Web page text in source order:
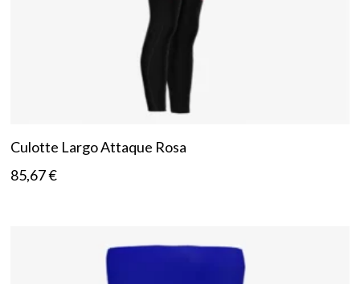
Culotte Largo Attaque Rosa
85,67€